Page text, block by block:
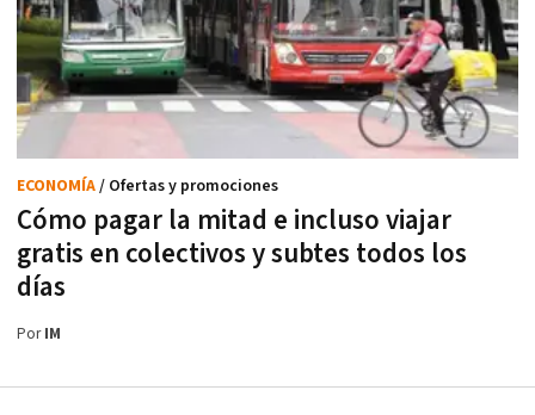
Cómo pagar la mitad e incluso viajar
gratis en colectivos y subtes todos los
días
ECONOMÍA/ Ofertas y promociones
PorIM